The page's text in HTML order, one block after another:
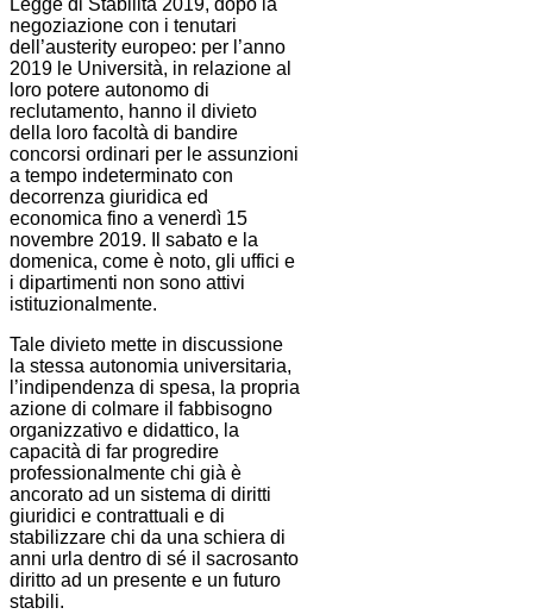
Legge di Stabilità 2019, dopo la
negoziazione con i tenutari
dell’austerity europeo: per l’anno
2019 le Università, in relazione al
loro potere autonomo di
reclutamento, hanno il divieto
della loro facoltà di bandire
concorsi ordinari per le assunzioni
a tempo indeterminato con
decorrenza giuridica ed
economica fino a venerdì 15
novembre 2019. Il sabato e la
domenica, come è noto, gli uffici e
i dipartimenti non sono attivi
istituzionalmente.
Tale divieto mette in discussione
la stessa autonomia universitaria,
l’indipendenza di spesa, la propria
azione di colmare il fabbisogno
organizzativo e didattico, la
capacità di far progredire
professionalmente chi già è
ancorato ad un sistema di diritti
giuridici e contrattuali e di
stabilizzare chi da una schiera di
anni urla dentro di sé il sacrosanto
diritto ad un presente e un futuro
stabili.